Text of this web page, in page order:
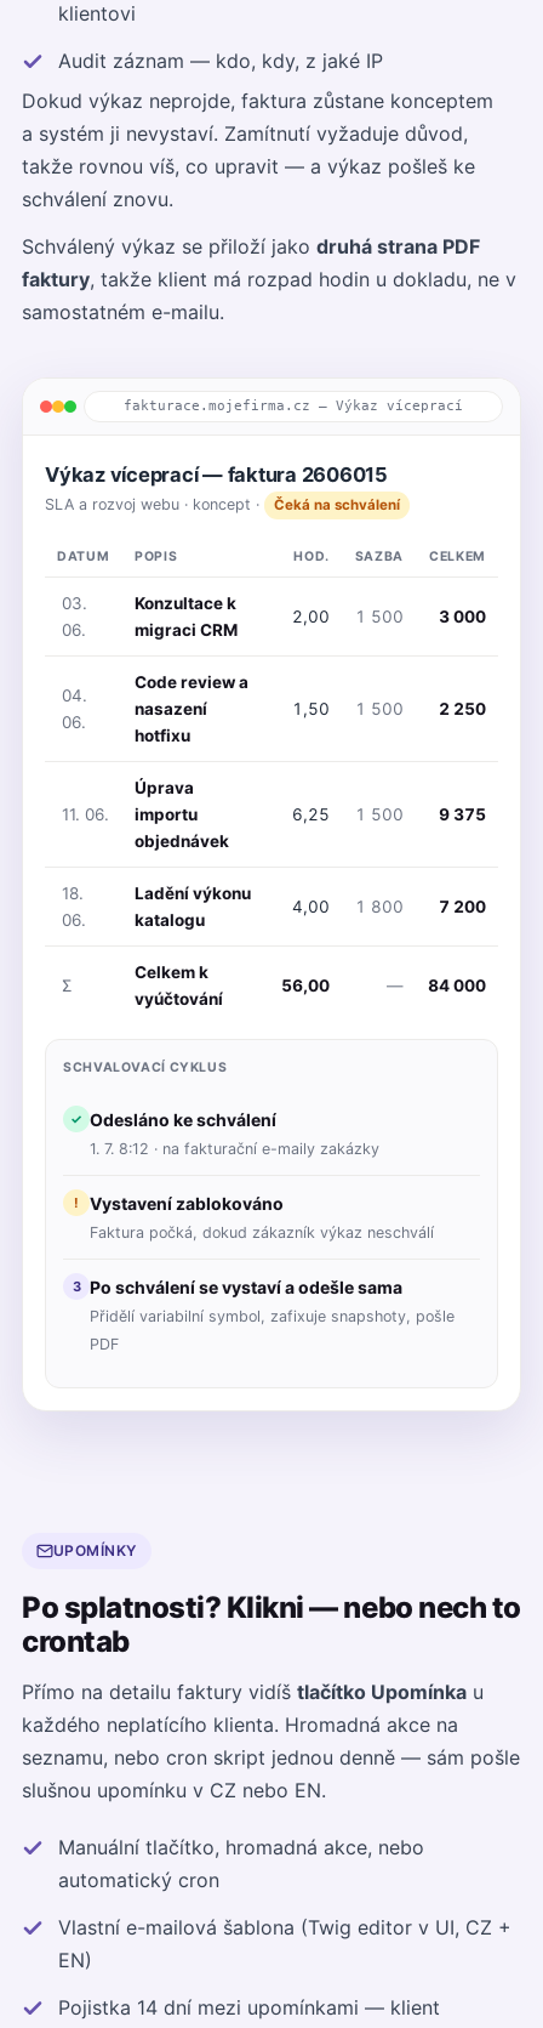
klientovi
Audit záznam — kdo, kdy, z jaké IP
Dokud výkaz neprojde, faktura zůstane konceptem
a systém ji nevystaví. Zamítnutí vyžaduje důvod,
takže rovnou víš, co upravit — a výkaz pošleš ke
schválení znovu.
Schválený výkaz se přiloží jako druhá strana PDF
faktury, takže klient má rozpad hodin u dokladu, ne v
samostatném e-mailu.
fakturace.mojefirma.cz — Výkaz víceprací
Výkaz víceprací — faktura 2606015
SLA a rozvoj webu · koncept · Čeká na schválení
DATUM POPIS HOD. SAZBA CELKEM
03.
06.
Konzultace k
migraci CRM
2,00 1 500 3 000
04.
06.
Code review a
nasazení
hotfixu
1,50 1 500 2 250
11. 06.
Úprava
importu
objednávek
6,25 1 500 9 375
18.
06.
Ladění výkonu
katalogu
4,00 1 800 7 200
Σ
Celkem k
vyúčtování
56,00 — 84 000
SCHVALOVACÍ CYKLUS
✓ Odesláno ke schválení
1. 7. 8:12 · na fakturační e-maily zakázky
! Vystavení zablokováno
Faktura počká, dokud zákazník výkaz neschválí
3 Po schválení se vystaví a odešle sama
Přidělí variabilní symbol, zafixuje snapshoty, pošle
PDF
UPOMÍNKY
Po splatnosti? Klikni — nebo nech to
crontab
Přímo na detailu faktury vidíš tlačítko Upomínka u
každého neplatícího klienta. Hromadná akce na
seznamu, nebo cron skript jednou denně — sám pošle
slušnou upomínku v CZ nebo EN.
Manuální tlačítko, hromadná akce, nebo
automatický cron
Vlastní e-mailová šablona (Twig editor v UI, CZ +
EN)
Pojistka 14 dní mezi upomínkami — klient